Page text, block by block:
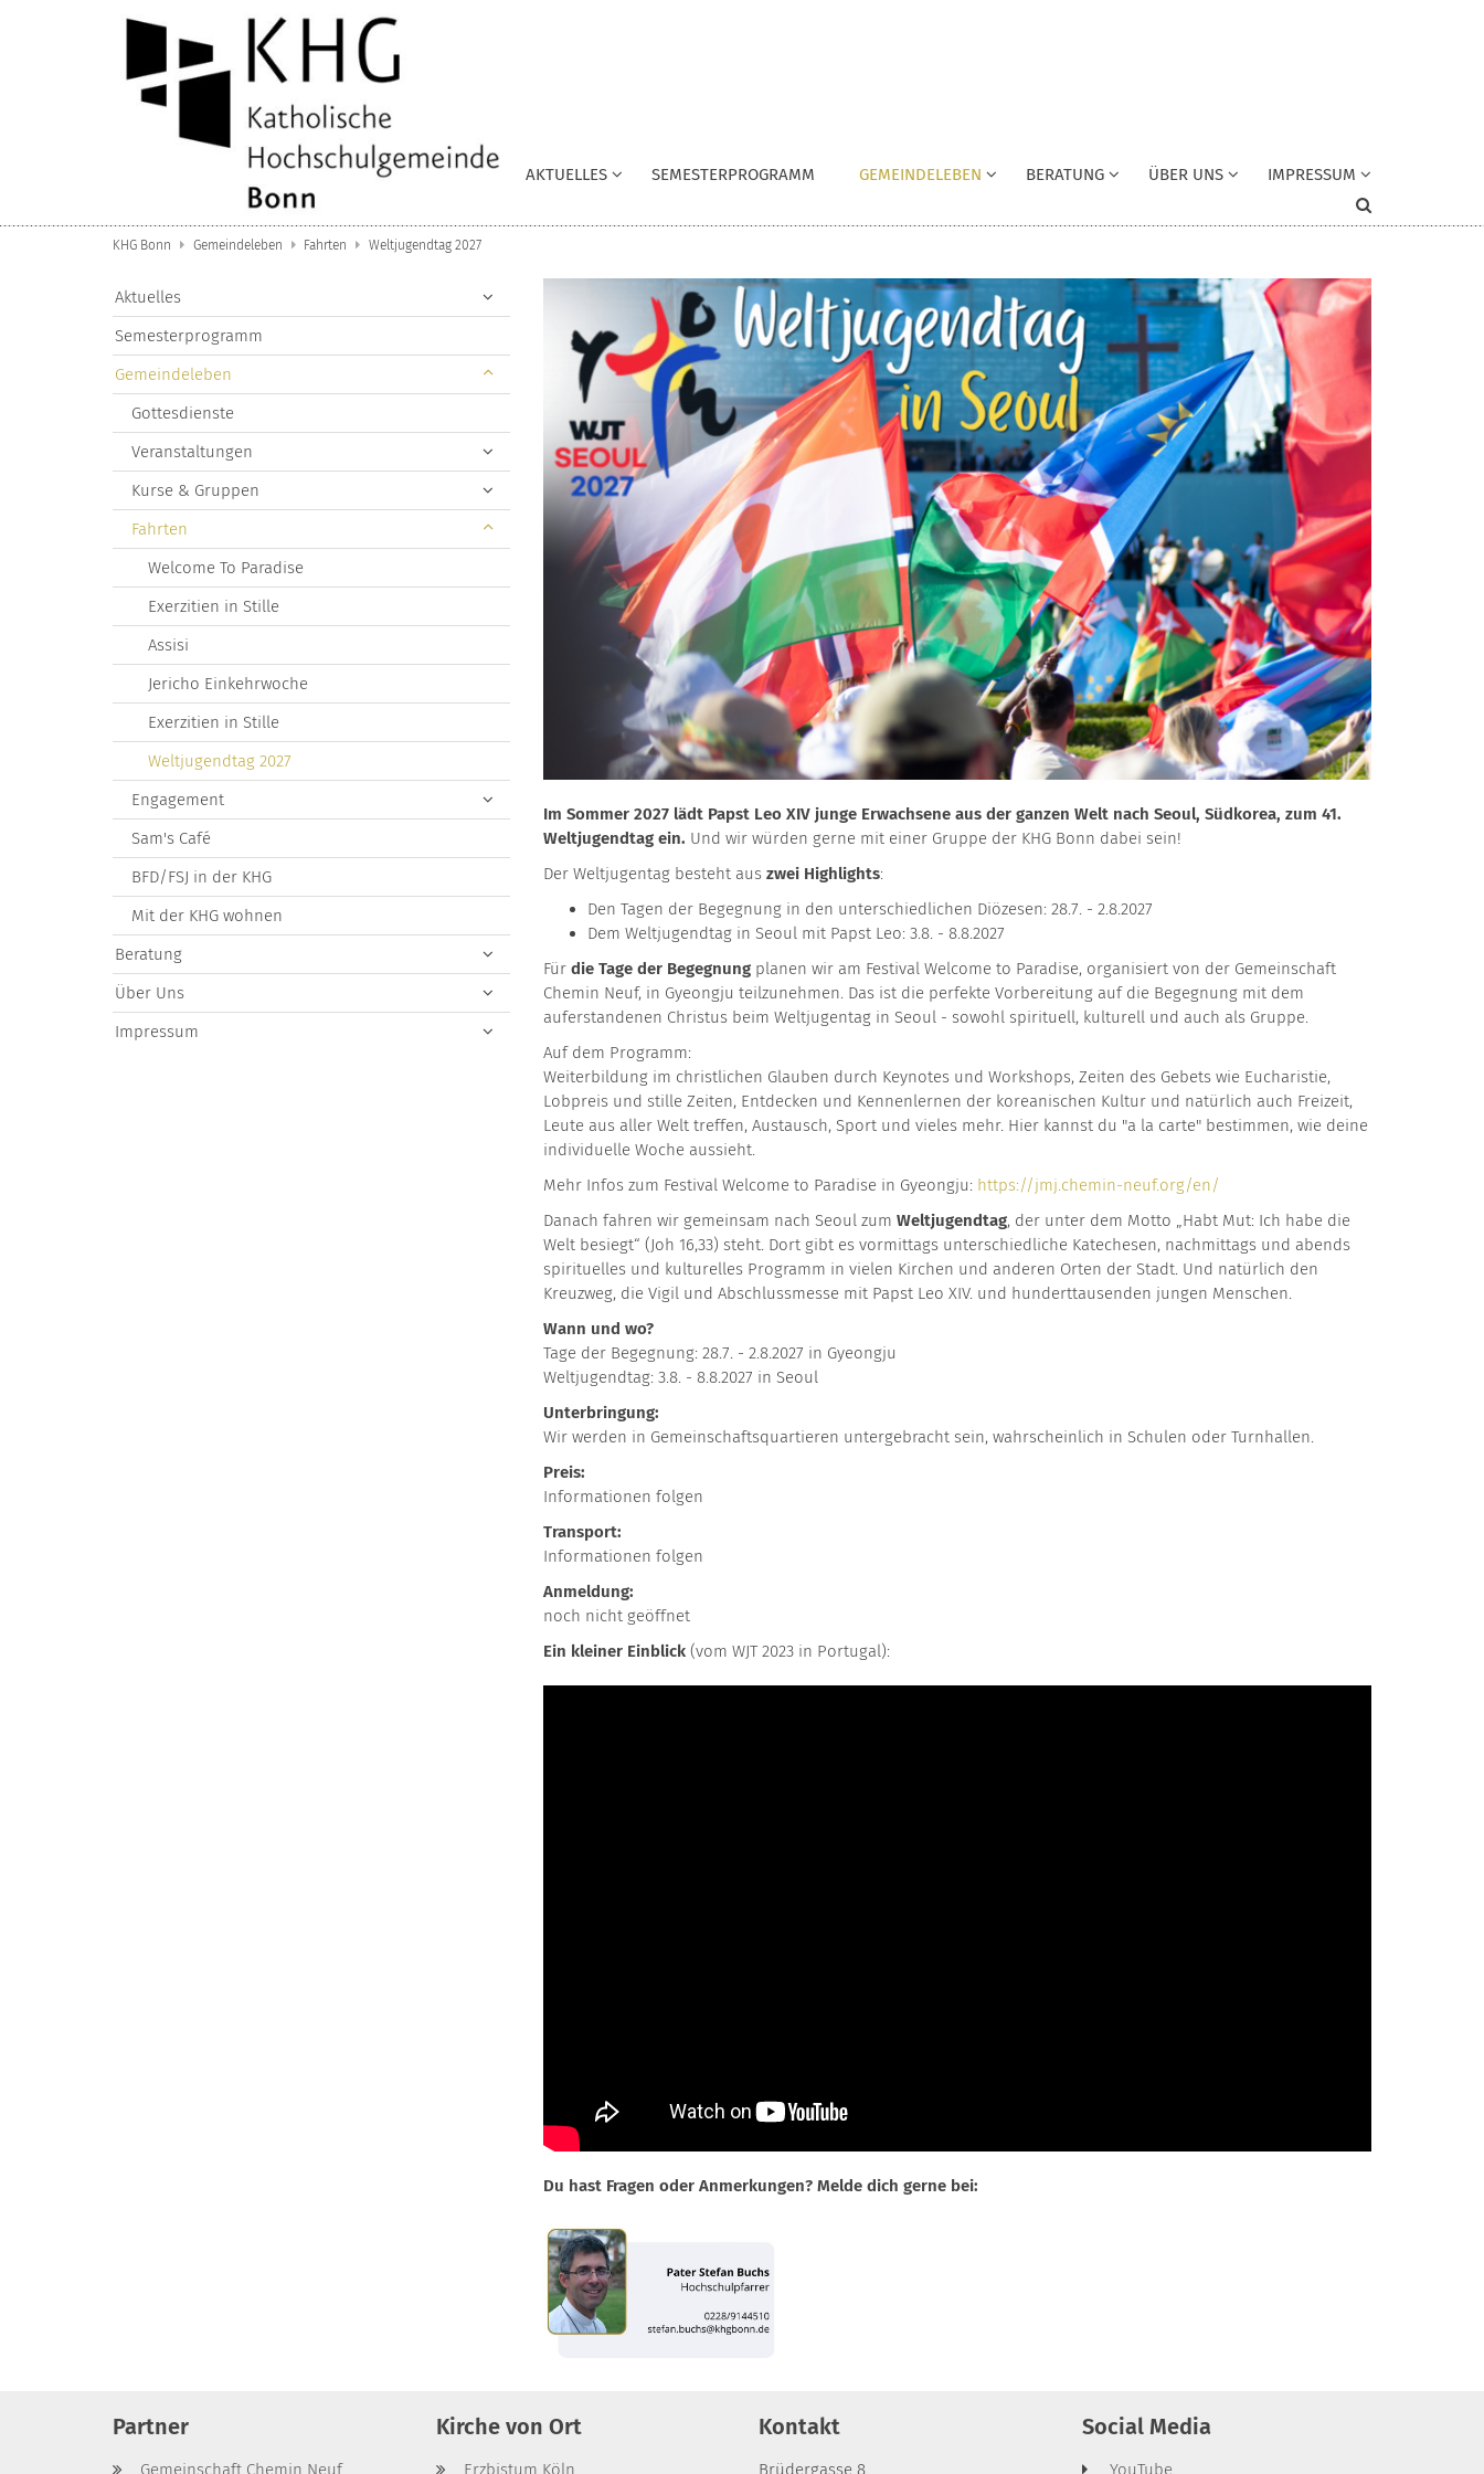
AKTUELLES SEMESTERPROGRAMM GEMEINDELEBEN BERATUNG ÜBER UNS IMPRESSUM
KHG Bonn Gemeindeleben Fahrten Weltjugendtag 2027
Im Sommer 2027 lädt Papst Leo XIV junge Erwachsene aus der ganzen Welt nach Seoul, Südkorea, zum 41.
Weltjugendtag ein. Und wir würden gerne mit einer Gruppe der KHG Bonn dabei sein!
Der Weltjugentag besteht aus zwei Highlights:
Den Tagen der Begegnung in den unterschiedlichen Diözesen: 28.7. - 2.8.2027
Dem Weltjugendtag in Seoul mit Papst Leo: 3.8. - 8.8.2027
Für die Tage der Begegnung planen wir am Festival Welcome to Paradise, organisiert von der Gemeinschaft
Chemin Neuf, in Gyeongju teilzunehmen. Das ist die perfekte Vorbereitung auf die Begegnung mit dem
auferstandenen Christus beim Weltjugentag in Seoul - sowohl spirituell, kulturell und auch als Gruppe.
Auf dem Programm:
Weiterbildung im christlichen Glauben durch Keynotes und Workshops, Zeiten des Gebets wie Eucharistie,
Lobpreis und stille Zeiten, Entdecken und Kennenlernen der koreanischen Kultur und natürlich auch Freizeit,
Leute aus aller Welt treffen, Austausch, Sport und vieles mehr. Hier kannst du "a la carte" bestimmen, wie deine
individuelle Woche aussieht.
Mehr Infos zum Festival Welcome to Paradise in Gyeongju: https://jmj.chemin-neuf.org/en/
Danach fahren wir gemeinsam nach Seoul zum Weltjugendtag, der unter dem Motto „Habt Mut: Ich habe die
Welt besiegt“ (Joh 16,33) steht. Dort gibt es vormittags unterschiedliche Katechesen, nachmittags und abends
spirituelles und kulturelles Programm in vielen Kirchen und anderen Orten der Stadt. Und natürlich den
Kreuzweg, die Vigil und Abschlussmesse mit Papst Leo XIV. und hunderttausenden jungen Menschen.
Wann und wo?
Tage der Begegnung: 28.7. - 2.8.2027 in Gyeongju
Weltjugendtag: 3.8. - 8.8.2027 in Seoul
Unterbringung:
Wir werden in Gemeinschaftsquartieren untergebracht sein, wahrscheinlich in Schulen oder Turnhallen.
Preis:
Informationen folgen
Transport:
Informationen folgen
Anmeldung:
noch nicht geöffnet
Ein kleiner Einblick (vom WJT 2023 in Portugal):
Du hast Fragen oder Anmerkungen? Melde dich gerne bei:
Aktuelles
Semesterprogramm
Gemeindeleben
Gottesdienste
Veranstaltungen
Kurse & Gruppen
Fahrten
Welcome To Paradise
Exerzitien in Stille
Assisi
Jericho Einkehrwoche
Exerzitien in Stille
Weltjugendtag 2027
Engagement
Sam's Café
BFD/FSJ in der KHG
Mit der KHG wohnen
Beratung
Über Uns
Impressum
Partner
Gemeinschaft Chemin Neuf
Kirche von Ort
Erzbistum Köln
Kontakt
Brüdergasse 8
Social Media
YouTube